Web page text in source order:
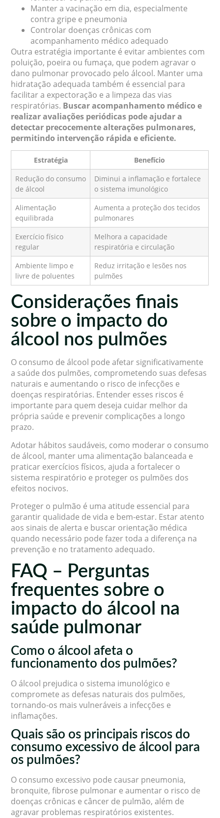
Manter a vacinação em dia, especialmente
contra gripe e pneumonia
Controlar doenças crônicas com
acompanhamento médico adequado
Outra estratégia importante é evitar ambientes com
poluição, poeira ou fumaça, que podem agravar o
dano pulmonar provocado pelo álcool. Manter uma
hidratação adequada também é essencial para
facilitar a expectoração e a limpeza das vias
respiratórias. Buscar acompanhamento médico e
realizar avaliações periódicas pode ajudar a
detectar precocemente alterações pulmonares,
permitindo intervenção rápida e eficiente.
Estratégia
Benefício
Redução do consumo
de álcool
Diminui a inflamação e fortalece
o sistema imunológico
Alimentação
equilibrada
Aumenta a proteção dos tecidos
pulmonares
Exercício físico
regular
Melhora a capacidade
respiratória e circulação
Ambiente limpo e
livre de poluentes
Reduz irritação e lesões nos
pulmões
Considerações finais
sobre o impacto do
álcool nos pulmões
O consumo de álcool pode afetar significativamente
a saúde dos pulmões, comprometendo suas defesas
naturais e aumentando o risco de infecções e
doenças respiratórias. Entender esses riscos é
importante para quem deseja cuidar melhor da
própria saúde e prevenir complicações a longo
prazo.
Adotar hábitos saudáveis, como moderar o consumo
de álcool, manter uma alimentação balanceada e
praticar exercícios físicos, ajuda a fortalecer o
sistema respiratório e proteger os pulmões dos
efeitos nocivos.
Proteger o pulmão é uma atitude essencial para
garantir qualidade de vida e bem-estar. Estar atento
aos sinais de alerta e buscar orientação médica
quando necessário pode fazer toda a diferença na
prevenção e no tratamento adequado.
FAQ – Perguntas
frequentes sobre o
impacto do álcool na
saúde pulmonar
Como o álcool afeta o
funcionamento dos pulmões?
O álcool prejudica o sistema imunológico e
compromete as defesas naturais dos pulmões,
tornando-os mais vulneráveis a infecções e
inflamações.
Quais são os principais riscos do
consumo excessivo de álcool para
os pulmões?
O consumo excessivo pode causar pneumonia,
bronquite, fibrose pulmonar e aumentar o risco de
doenças crônicas e câncer de pulmão, além de
agravar problemas respiratórios existentes.